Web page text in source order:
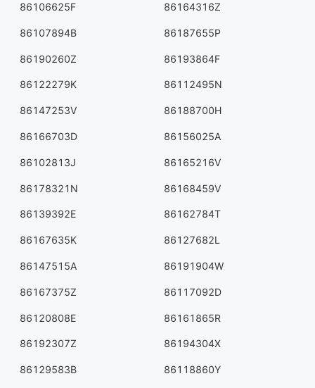
86106625F 86164316Z
86107894B 86187655P
86190260Z 86193864F
86122279K 86112495N
86147253V 86188700H
86166703D 86156025A
86102813J 86165216V
86178321N 86168459V
86139392E 86162784T
86167635K 86127682L
86147515A 86191904W
86167375Z 86117092D
86120808E 86161865R
86192307Z 86194304X
86129583B 86118860Y